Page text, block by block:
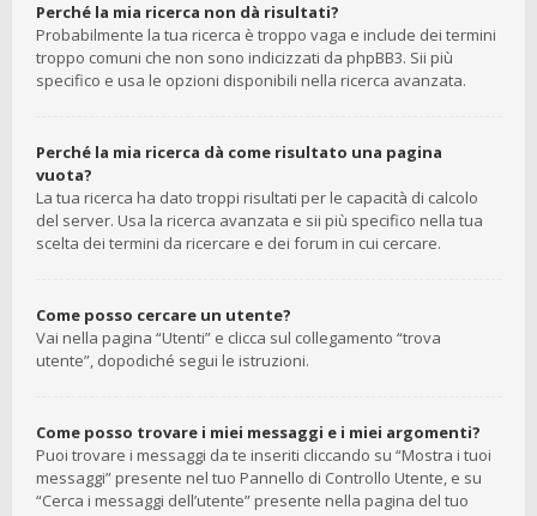
Perché la mia ricerca non dà risultati?
Probabilmente la tua ricerca è troppo vaga e include dei termini
troppo comuni che non sono indicizzati da phpBB3. Sii più
specifico e usa le opzioni disponibili nella ricerca avanzata.
Perché la mia ricerca dà come risultato una pagina
vuota?
La tua ricerca ha dato troppi risultati per le capacità di calcolo
del server. Usa la ricerca avanzata e sii più specifico nella tua
scelta dei termini da ricercare e dei forum in cui cercare.
Come posso cercare un utente?
Vai nella pagina “Utenti” e clicca sul collegamento “trova
utente”, dopodiché segui le istruzioni.
Come posso trovare i miei messaggi e i miei argomenti?
Puoi trovare i messaggi da te inseriti cliccando su “Mostra i tuoi
messaggi” presente nel tuo Pannello di Controllo Utente, e su
“Cerca i messaggi dell’utente” presente nella pagina del tuo